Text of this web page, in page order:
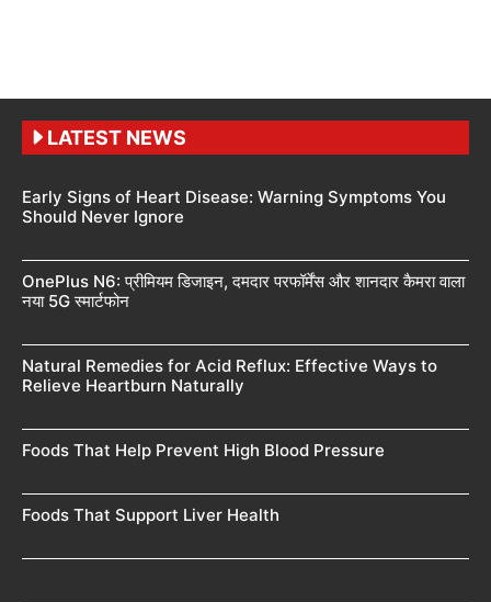
LATEST NEWS
Early Signs of Heart Disease: Warning Symptoms You
Should Never Ignore
OnePlus N6: प्रीमियम डिजाइन, दमदार परफॉर्मेंस और शानदार कैमरा वाला
नया 5G स्मार्टफोन
Natural Remedies for Acid Reflux: Effective Ways to
Relieve Heartburn Naturally
Foods That Help Prevent High Blood Pressure
Foods That Support Liver Health